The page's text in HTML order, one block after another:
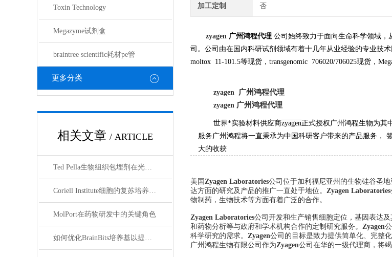
Toxin Technology
Megazyme试剂盒
braintree scientific耗材pe管
更多分类
相关文章 / ARTICLE
Ted Pella生物组织包埋剂在光镜与电镜联用技术中的应用
Coriell Institute细胞的复苏培养与质量控制规范
MolPort在药物研发中的关键角色
如何优化BrainBits培养基以提高实验效果？
加工定制 否
zyagen 广州鸿程代理 公司始终致力于面向生命科学领域
司。公司由在国内科研试剂领域有着十几年从业经验的专业技
moltox 11-101.5等现货，transgenomic 706020/706025现货，
zyagen 广州鸿程代理
zyagen 广州鸿程代理
世界*实验材料供应商zyagen正式授权广州鸿程生物为其
服务广州鸿程将一直秉承为中国科研客户带来的产品服务，
大的收获
美国 Zyagen Laboratories公司位于加利福尼亚州的生物硅谷圣
达方面的研究及产品的推广一直处于地位。 Zyagen Laboratories
物制药，生物技术等方面有着广泛的合作。
Zyagen Laboratories公司开发和生产销售细胞定位，基因表达
和药物分析等与政府和学术机构合作的定制研究服务。 Zyagen
科学研究的需求。 Zyagen公司的目标是致力提供简单化、完整
广州鸿程生物有限公司作为Zyagen公司在华的一级代理商，将竭